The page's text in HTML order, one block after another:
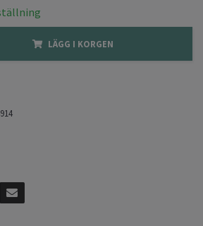
LÄGG I KORGEN